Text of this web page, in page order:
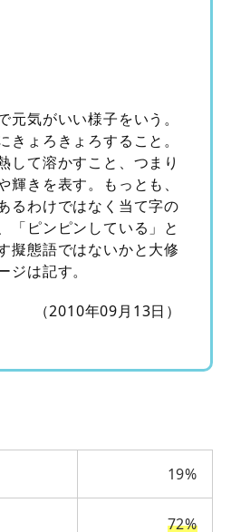
元気がいい様子をいう。
きょろきょろすること。
して溶かすこと、つまり
輝きを表す。もっとも、
るわけではなく当て字の
「ピンピンしている」と
擬態語ではないかと大修
ジは記す。
（2010年09月13日）
19%
72%